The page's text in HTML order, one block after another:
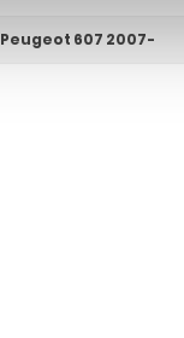
Peugeot 607 2007-